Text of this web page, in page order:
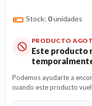
Stock: 0unidades
PRODUCTO
Este producto
Podemos ayudarte a
cuando este producto